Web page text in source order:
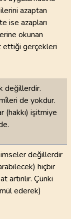
azaptan
ise azapları
okunan
ettiği gerçekleri
değillerdir.
de yokdur.
(hakkı) işitmiye
değillerdir
hiçbir
Çünki
ederek)